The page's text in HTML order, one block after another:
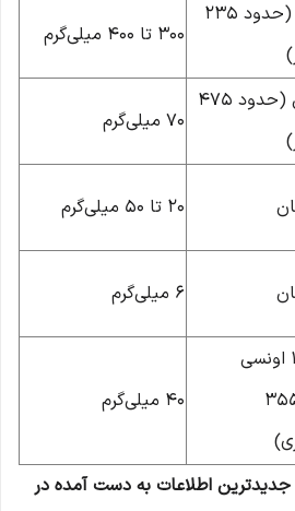
8 اونس (حدود 235
300 تا 400 میلی‌گرم
16 اونس (حدود 475
70 میلی‌گرم
20 تا 50 میلی‌گرم
6 میلی‌گرم
قوطی 12 اونسی
355
40 میلی‌گرم
اطلاعات به دست آمده در